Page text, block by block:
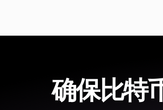
确保比特